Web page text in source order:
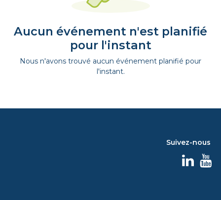
Aucun événement n'est planifié
pour l'instant
Nous n'avons trouvé aucun événement planifié pour
l'instant.
Suivez-nous